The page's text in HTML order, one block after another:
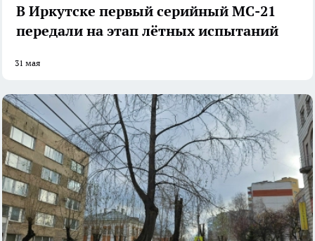
В Иркутске первый серийный МС-21
передали на этап лётных испытаний
31 мая